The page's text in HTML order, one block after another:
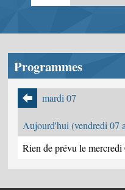
Programmes
mardi 07
Aujourd'hui (vendredi 07
Rien de prévu le